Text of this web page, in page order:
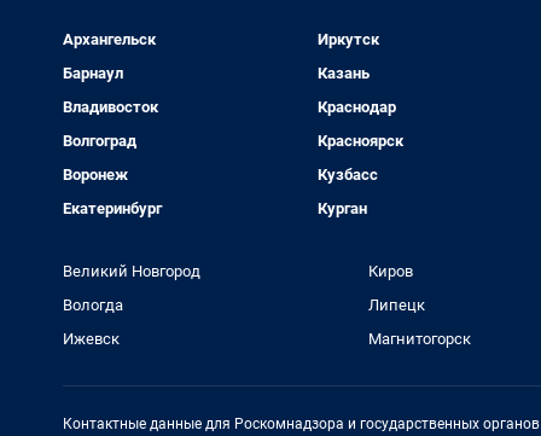
Архангельск
Барнаул
Владивосток
Волгоград
Воронеж
Екатеринбург
Иркутск
Казань
Краснодар
Красноярск
Кузбасс
Курган
Великий Новгород
Вологда
Ижевск
Киров
Липецк
Магнитогорск
Контактные данные для Роскомнадзора и государственных органов